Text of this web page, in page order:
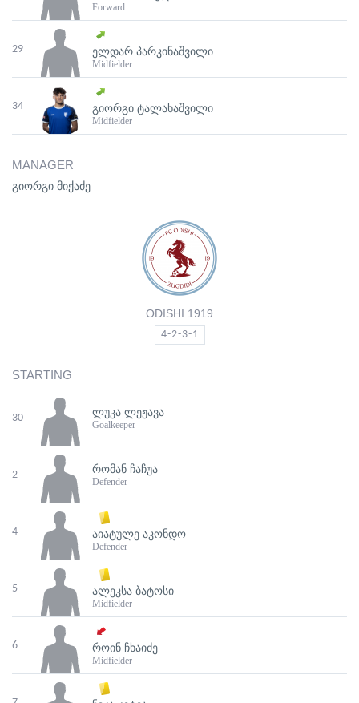
Forward
29 ᲔᲚᲓᲐᲠ ᲞᲐᲠᲙᲘᲜᲐᲨᲕᲘᲚᲘ
Midfielder
34 ᲒᲘᲝᲠᲒᲘ ᲢᲐᲚᲐᲮᲐᲨᲕᲘᲚᲘ
Midfielder
MANAGER
გიორგი მიქაძე
ODISHI 1919
4-2-3-1
STARTING
30 ᲚᲣᲙᲐ ᲚᲔᲟᲐᲕᲐ
Goalkeeper
2 ᲠᲝᲛᲐᲜ ᲩᲐᲩᲣᲐ
Defender
4 ᲐᲘᲐᲢᲣᲚᲔ ᲐᲙᲝᲜᲓᲝ
Defender
5 ᲐᲚᲔᲙᲡᲐ ᲑᲐᲢᲝᲡᲘ
Midfielder
6 ᲠᲝᲘᲜ ᲩᲮᲐᲘᲫᲔ
Midfielder